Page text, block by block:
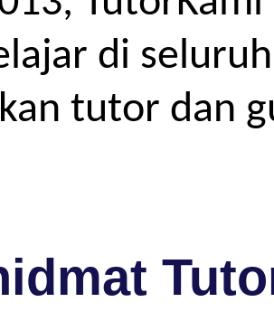
di
tutor dan